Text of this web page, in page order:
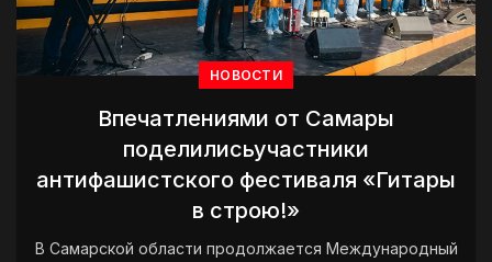
НОВОСТИ
Впечатлениями от Самары
поделилисьучастники
антифашистского фестиваля «Гитары
в строю!»
В Самарской области продолжается Международный